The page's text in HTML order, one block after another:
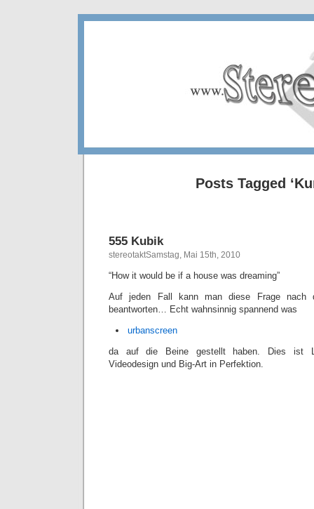
Posts Tagged
555 Kubik
stereotaktSamstag, Mai 15th, 2010
“How it would be if a house was dreaming”
Auf jeden Fall kann man diese Frage nach
beantworten… Echt wahnsinnig spannend was
urbanscreen
da auf die Beine gestellt haben. Dies ist
Videodesign und Big-Art in Perfektion.